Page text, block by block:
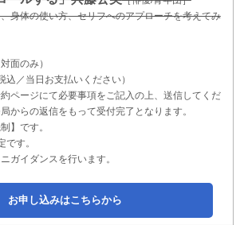
身体の使い方、セリフへのアプローチを考えてみ
面のみ）
込／当日お支払いください）
約ページにて必要事項をご記入の上、送信してくだ
からの返信をもって受付完了となります。
】です。
す。
ガイダンスを行います。
お申し込みはこちらから